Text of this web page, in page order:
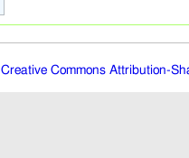
Creative Commons Attribution-